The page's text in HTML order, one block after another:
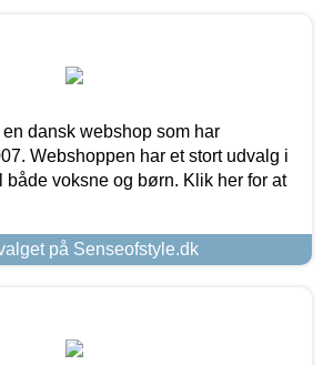
dansk webshop som har
Webshoppen har et stort udvalg i
både voksne og børn. Klik her for at
på Senseofstyle.dk